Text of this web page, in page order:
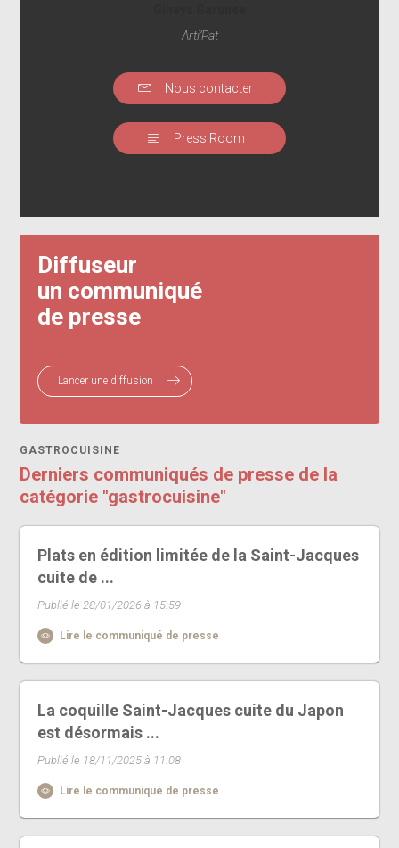
Arti’Pat
Nous contacter
Press Room
Diffuseur
un communiqué
de presse
Lancer une diffusion
GASTROCUISINE
Derniers communiqués de presse de la
catégorie "gastrocuisine"
Plats en édition limitée de la Saint-Jacques
cuite de ...
Publié le 28/01/2026 à 15:59
Lire le communiqué de presse
La coquille Saint-Jacques cuite du Japon
est désormais ...
Publié le 18/11/2025 à 11:08
Lire le communiqué de presse